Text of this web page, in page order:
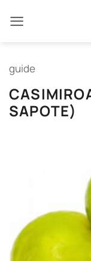
στο
guide
SAPOTE)